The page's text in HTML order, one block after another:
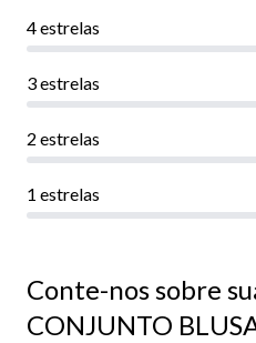
4 estrelas
3 estrelas
2 estrelas
1 estrelas
Conte-nos sobre
CONJUNTO